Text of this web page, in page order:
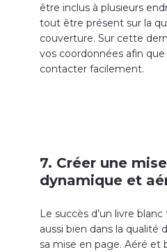
être inclus à plusieurs
tout être présent sur la
couverture. Sur cette
vos coordonnées afin
contacter facilement.
7. Créer une
dynamique et
Le succès d’un livre
aussi bien dans la qualité
sa mise en page. Aéré et